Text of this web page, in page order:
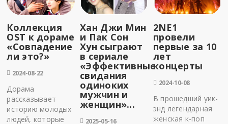
Коллекция
OST к дораме
«Совпадение
ли это?»
2024-08-22
Дорама
рассказывает
историю молодых
людей, которые
Хан Джи Мин
и Пак Сон
Хун сыграют
в сериале
«Эффективные
свидания
одиноких
мужчин и
женщин»...
2025-05-16
2NE1
провели
первые за 10
лет
концерты
2024-10-08
В прошедший уик-
энд легендарная
женская к-поп